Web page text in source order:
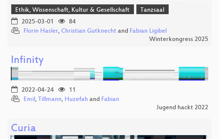
Ethik, Wissenschaft, Kultur & Gesellschaft
Tanzsaal
2025-03-01
84
Florin Hasler, Christian Gutknecht and Fabian Ligibel
Winterkongress 2025
Infinity
2022-04-24
11
Emil, Tillmann, Huzefah and Fabian
Jugend hackt 2022
Curia